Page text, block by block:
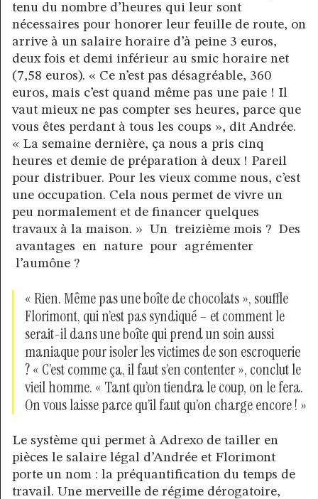
tenu du nombre d’heures qui leur sont
nécessaires pour honorer leur feuille de route, on
arrive à un salaire horaire d’à peine 3 euros,
deux fois et demi inférieur au smic horaire net
(7,58 euros). « Ce n’est pas désagréable, 360
euros, mais c’est quand même pas une paie ! Il
vaut mieux ne pas compter ses heures, parce que
vous êtes perdant à tous les coups », dit Andrée.
« La semaine dernière, ça nous a pris cinq
heures et demie de préparation à deux ! Pareil
pour distribuer. Pour les vieux comme nous, c’est
une occupation. Cela nous permet de vivre un
peu normalement et de financer quelques
travaux à la maison. » Un treizième mois ? Des
avantages en nature pour agrémenter
l’aumône ?
« Rien. Même pas une boîte de chocolats », souffle
Florimont, qui n’est pas syndiqué – et comment le
serait-il dans une boîte qui prend un soin aussi
maniaque pour isoler les victimes de son escroquerie
? « C’est comme ça, il faut s’en contenter », conclut le
vieil homme. « Tant qu’on tiendra le coup, on le fera.
On vous laisse parce qu’il faut qu’on charge encore ! »
Le système qui permet à Adrexo de tailler en
pièces le salaire légal d’Andrée et Florimont
porte un nom : la préquantification du temps de
travail. Une merveille de régime dérogatoire,